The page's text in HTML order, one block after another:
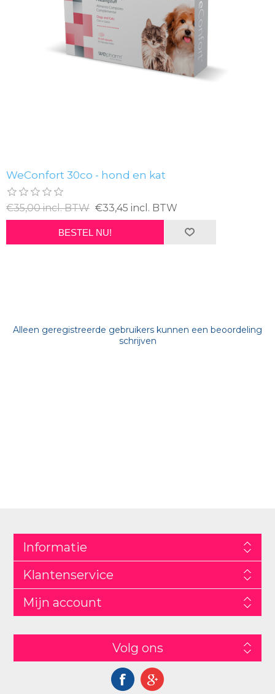
WeConfort 30co - hond en kat
€35,00 incl. BTW €33,45 incl. BTW
BESTEL NU!
Alleen geregistreerde gebruikers kunnen een beoordeling
schrijven
Informatie
Klantenservice
Mijn account
Volg ons